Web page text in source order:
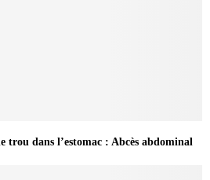
trou dans l’estomac : Abcès abdominal